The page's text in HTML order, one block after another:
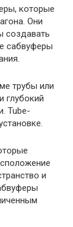
которые
Они
сабвуферы
трубы или
глубокий
Tube-
и